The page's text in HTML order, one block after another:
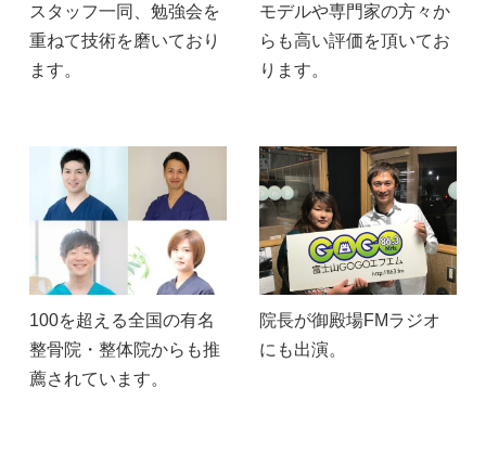
スタッフ一同、勉強会を
重ねて技術を磨いており
ます。
モデルや専門家の方々か
らも高い評価を頂いてお
ります。
100を超える全国の有名
整骨院・整体院からも推
薦されています。
院長が御殿場FMラジオ
にも出演。